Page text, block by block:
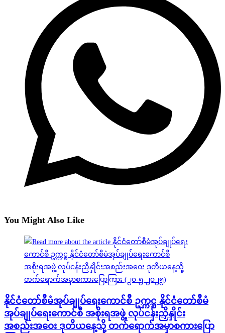
You Might Also Like
နိုင်ငံတော်စီမံအုပ်ချုပ်ရေးကောင်စီ ဥက္ကဋ္ဌ နိုင်ငံတော်စီမံ
အုပ်ချုပ်ရေးကောင်စီ အစိုးရအဖွဲ့ လုပ်ငန်းညှိနှိုင်း
အစည်းအဝေး ဒုတိယနေ့သို့ တက်ရောက်အမှာစကားပြော